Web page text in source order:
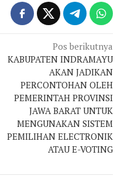
Pos berikutnya
KABUPATEN INDRAMAYU
AKAN JADIKAN
PERCONTOHAN OLEH
PEMERINTAH PROVINSI
JAWA BARAT UNTUK
MENGUNAKAN SISTEM
PEMILIHAN ELECTRONIK
ATAU E-VOTING